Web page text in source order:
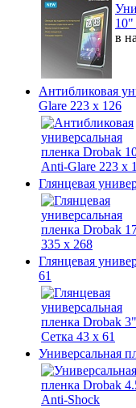
10"
в
Антибликовая
Glare 223 x 126
Глянцевая
Глянцевая
61
Универсальная